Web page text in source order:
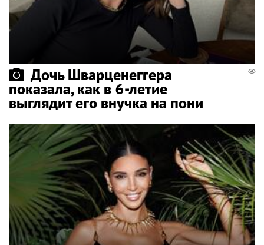
Дочь Шварценеггера
показала, как в 6-летие
выглядит его внучка на пони